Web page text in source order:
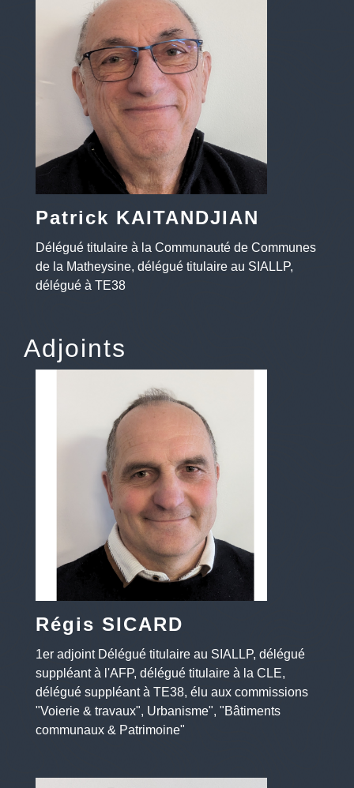
Patrick KAITANDJIAN
Délégué titulaire à la Communauté de Communes
de la Matheysine, délégué titulaire au SIALLP,
délégué à TE38
Adjoints
Régis SICARD
1er adjoint Délégué titulaire au SIALLP, délégué
suppléant à l'AFP, délégué titulaire à la CLE,
délégué suppléant à TE38, élu aux commissions
"Voierie & travaux", Urbanisme", "Bâtiments
communaux & Patrimoine"